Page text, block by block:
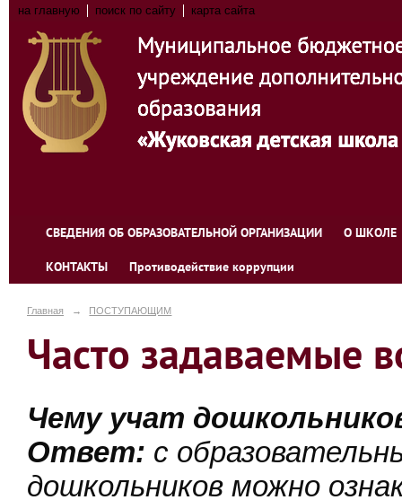
на главную поиск по сайту карта сайта
СВЕДЕНИЯ ОБ ОБРАЗОВАТЕЛЬНОЙ ОРГАНИЗАЦИИ О ШКОЛЕ
КОНТАКТЫ Противодействие коррупции
Главная → ПОСТУПАЮЩИМ
Часто задаваемые
Чему учат
Ответ: с
дошкольников можно